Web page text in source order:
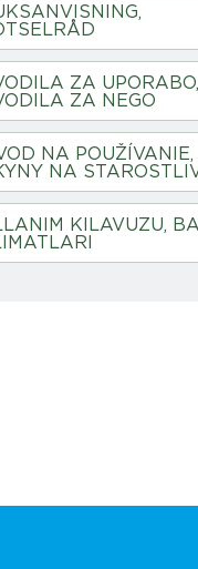
ZA UPORABO,
ZA NEGO
NA POUŽÍVANIE,
NA
KILAVUZU,